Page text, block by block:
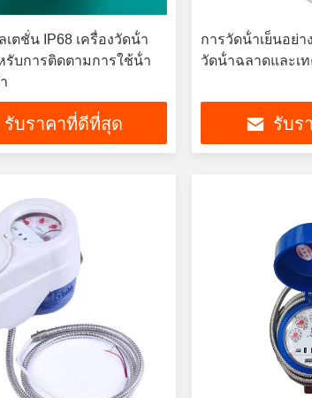
เตชั่น IP68 เครื่องวัดน้ํา
รับการติดตามการใช้น้ํา
รับราคาที่ดีที่สุด
การวัดน้ําเย็นอย่า
วัดน้ําฉลาดและเ
รับร